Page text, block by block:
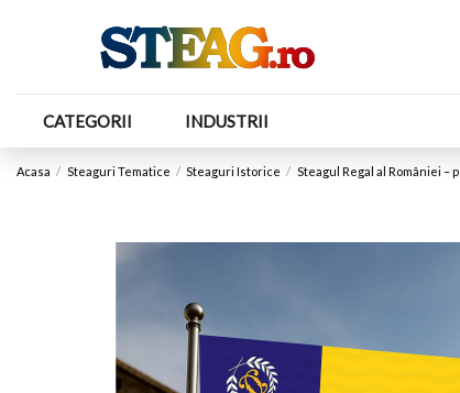
CATEGORII INDUSTRII
Acasa Steaguri Tematice Steaguri Istorice Steagul Regal al României –